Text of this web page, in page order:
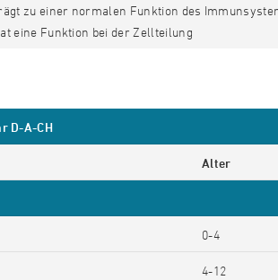
zu einer normalen Funktion des
eine Funktion bei der Zellteilung
D-A-CH
Alter
0-4
4-12